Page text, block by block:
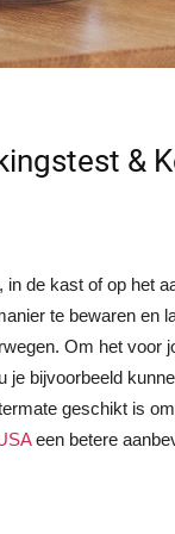
&
de kast of op het
te bewaren
Om het
je bijvoorbeeld
geschikt is
een betere